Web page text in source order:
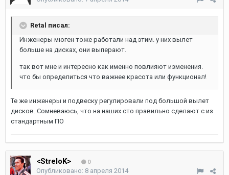
Retal писал:
Инженеры мюген тоже работали над этим. у них вылет
больше на дисках, они выперают.
так вот мне и интересно как именно повлияют изменения.
что бы определиться что важнее красота или функционал!
Те же инженеры и подвеску регулировали под большой вылет
дисков. Сомневаюсь, что на наших сто правильно сделают с из
стандартным ПО
<StreloK> 0
Опубликовано: 8 апреля 2014